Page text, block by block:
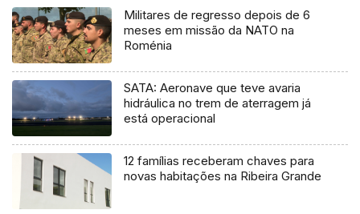
Militares de regresso depois de 6
meses em missão da NATO na
Roménia
SATA: Aeronave que teve avaria
hidráulica no trem de aterragem já
está operacional
12 famílias receberam chaves para
novas habitações na Ribeira Grande